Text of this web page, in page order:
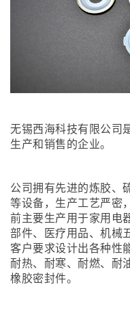
无锡西海科技有限公司
生产和销售的企业。
公司拥有先进的炼胶、
等设备，生产工艺严密
前主要生产用于家用电
部件、医疗用品、机械
客户要求设计出各种性
耐热、耐寒、耐燃、耐
橡胶密封件。